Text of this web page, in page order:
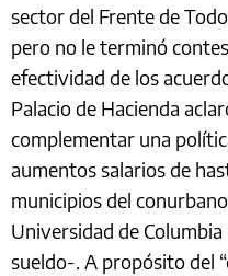
sector del Frente de
pero no le terminó
efectividad de los
Palacio de Hacienda
complementar una
aumentos salarios de
municipios del
Universidad de
sueldo-. A propósito del